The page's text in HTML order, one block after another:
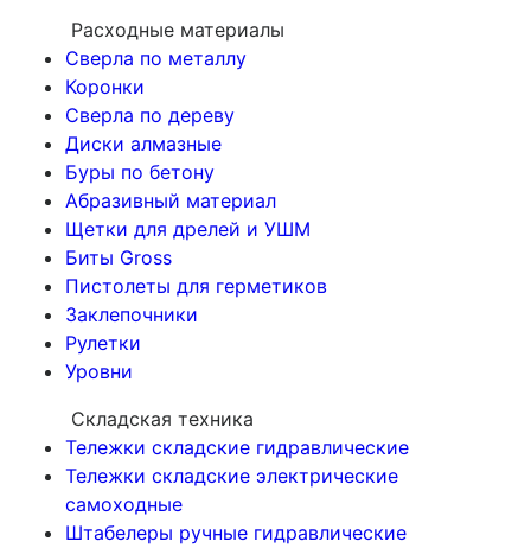
Расходные материалы
Сверла по металлу
Коронки
Сверла по дереву
Диски алмазные
Буры по бетону
Абразивный материал
Щетки для дрелей и УШМ
Биты Gross
Пистолеты для герметиков
Заклепочники
Рулетки
Уровни
Складская техника
Тележки складские гидравлические
Тележки складские электрические
самоходные
Штабелеры ручные гидравлические